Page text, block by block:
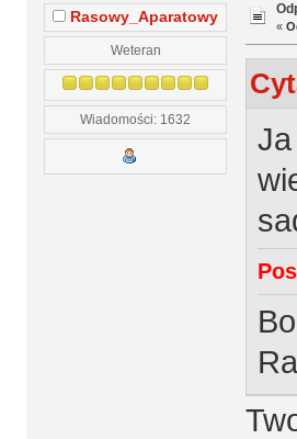
Rasowy_Aparatowy
Weteran
Wiadomości: 1632
«